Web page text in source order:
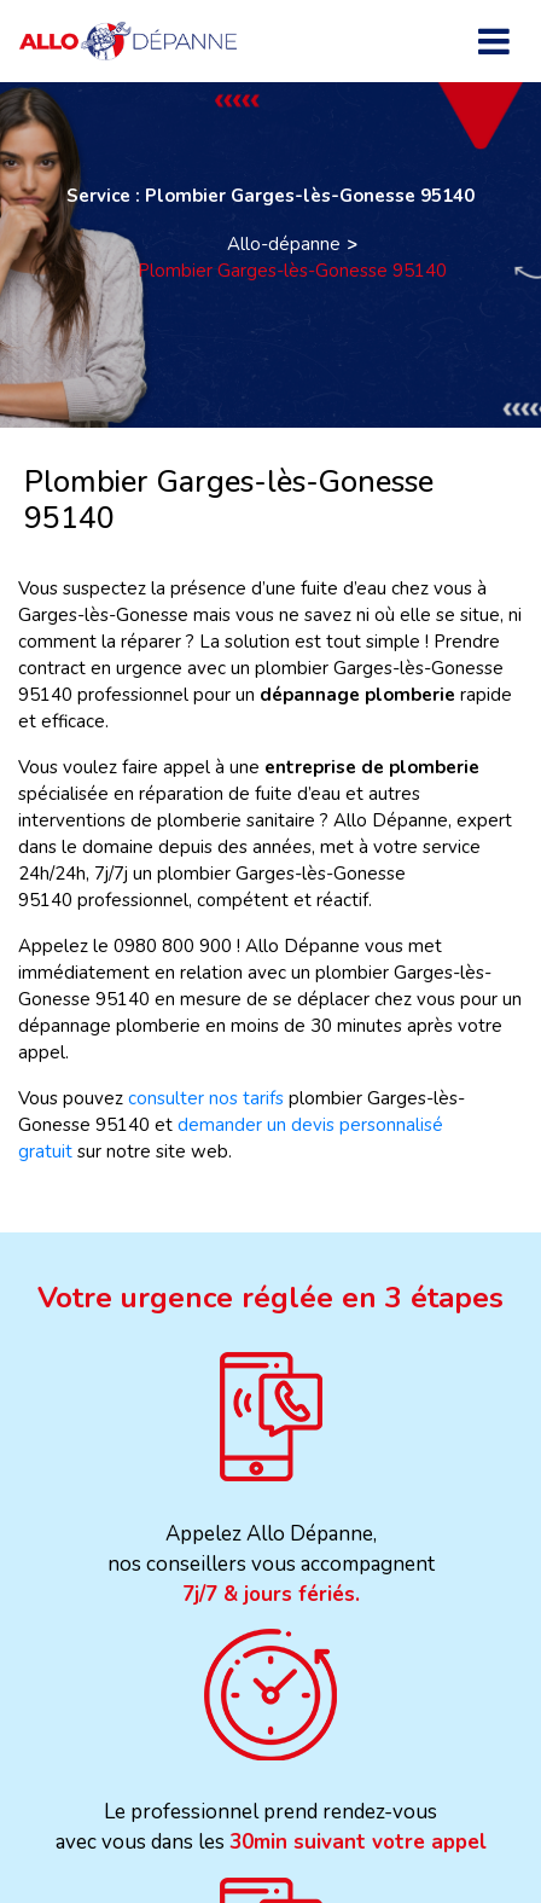
Service : Plombier Garges-lès-Gonesse 95140
Allo-dépanne
Plombier Garges-lès-Gonesse 95140
Plombier Garges-lès-Gonesse
95140
Vous suspectez la présence d’une fuite d’eau chez vous à
Garges-lès-Gonesse mais vous ne savez ni où elle se situe, ni
comment la réparer ? La solution est tout simple ! Prendre
contract en urgence avec un plombier Garges-lès-Gonesse
95140 professionnel pour un dépannage plomberie rapide
et efficace.
Vous voulez faire appel à une entreprise de plomberie
spécialisée en réparation de fuite d’eau et autres
interventions de plomberie sanitaire ? Allo Dépanne, expert
dans le domaine depuis des années, met à votre service
24h/24h, 7j/7j un plombier Garges-lès-Gonesse
95140 professionnel, compétent et réactif.
Appelez le 0980 800 900 ! Allo Dépanne vous met
immédiatement en relation avec un plombier Garges-lès-
Gonesse 95140 en mesure de se déplacer chez vous pour un
dépannage plomberie en moins de 30 minutes après votre
appel.
Vous pouvez consulter nos tarifs plombier Garges-lès-
Gonesse 95140 et demander un devis personnalisé
gratuit sur notre site web.
Votre urgence réglée en 3 étapes
Appelez Allo Dépanne,
nos conseillers vous accompagnent
7j/7 & jours fériés.
Le professionnel prend rendez-vous
avec vous dans les 30min suivant votre appel